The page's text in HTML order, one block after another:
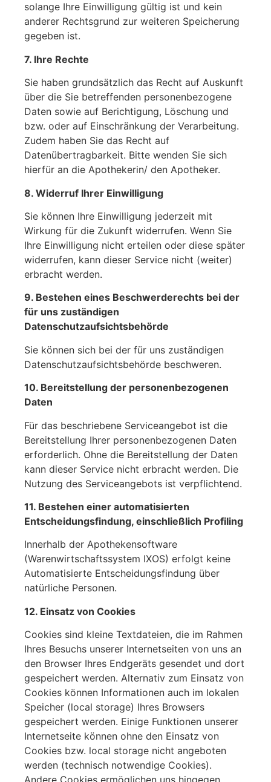
solange Ihre Einwilligung gültig ist und kein
anderer Rechtsgrund zur weiteren Speicherung
gegeben ist.
7. Ihre Rechte
Sie haben grundsätzlich das Recht auf Auskunft
über die Sie betreffenden personenbezogene
Daten sowie auf Berichtigung, Löschung und
bzw. oder auf Einschränkung der Verarbeitung.
Zudem haben Sie das Recht auf
Datenübertragbarkeit. Bitte wenden Sie sich
hierfür an die Apothekerin/ den Apotheker.
8. Widerruf Ihrer Einwilligung
Sie können Ihre Einwilligung jederzeit mit
Wirkung für die Zukunft widerrufen. Wenn Sie
Ihre Einwilligung nicht erteilen oder diese später
widerrufen, kann dieser Service nicht (weiter)
erbracht werden.
9. Bestehen eines Beschwerderechts bei der
für uns zuständigen
Datenschutzaufsichtsbehörde
Sie können sich bei der für uns zuständigen
Datenschutzaufsichtsbehörde beschweren.
10. Bereitstellung der personenbezogenen
Daten
Für das beschriebene Serviceangebot ist die
Bereitstellung Ihrer personenbezogenen Daten
erforderlich. Ohne die Bereitstellung der Daten
kann dieser Service nicht erbracht werden. Die
Nutzung des Serviceangebots ist verpflichtend.
11. Bestehen einer automatisierten
Entscheidungsfindung, einschließlich Profiling
Innerhalb der Apothekensoftware
(Warenwirtschaftssystem IXOS) erfolgt keine
Automatisierte Entscheidungsfindung über
natürliche Personen.
12. Einsatz von Cookies
Cookies sind kleine Textdateien, die im Rahmen
Ihres Besuchs unserer Internetseiten von uns an
den Browser Ihres Endgeräts gesendet und dort
gespeichert werden. Alternativ zum Einsatz von
Cookies können Informationen auch im lokalen
Speicher (local storage) Ihres Browsers
gespeichert werden. Einige Funktionen unserer
Internetseite können ohne den Einsatz von
Cookies bzw. local storage nicht angeboten
werden (technisch notwendige Cookies).